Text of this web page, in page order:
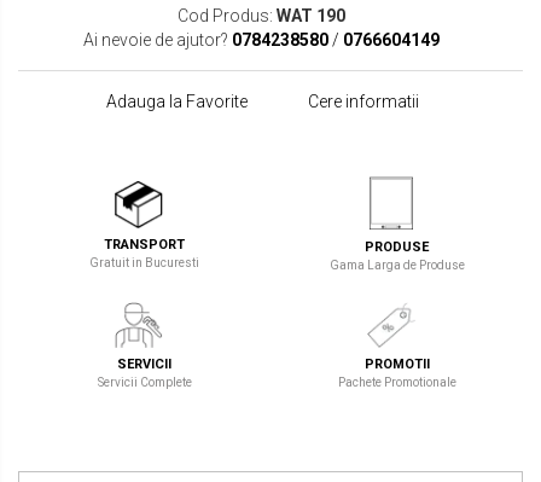
Cod Produs: WAT 190
Ai nevoie de ajutor? 0784238580/ 0766604149
Adauga la Favorite Cere informatii
TRANSPORT
Gratuit in Bucuresti
PRODUSE
Gama Larga de Produse
SERVICII
Servicii Complete
PROMOTII
Pachete Promotionale